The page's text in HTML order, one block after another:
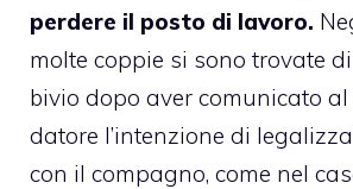
perdere il posto di lavoro.
molte coppie si sono trovate
bivio dopo aver comunicato
datore l’intenzione di
con il compagno, come nel